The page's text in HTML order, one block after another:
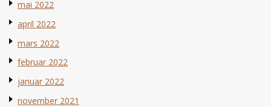
mai 2022
april 2022
mars 2022
februar 2022
januar 2022
november 2021